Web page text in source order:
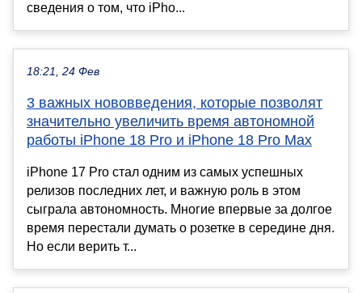
сведения о том, что iPho...
18:21, 24 Фев
3 важных нововведения, которые позволят
значительно увеличить время автономной
работы iPhone 18 Pro и iPhone 18 Pro Max
iPhone 17 Pro стал одним из самых успешных
релизов последних лет, и важную роль в этом
сыграла автономность. Многие впервые за долгое
время перестали думать о розетке в середине дня.
Но если верить т...